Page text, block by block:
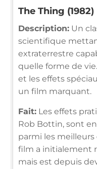
The Thing (1982)
Description: Un
scientifique
extraterrestre
quelle forme de
et les effets
un film marquant.
Fait: Les effets
Rob Bottin, sont
parmi les
film a initialement
mais est depuis